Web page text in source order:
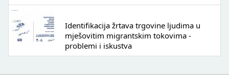
Identifikacija žrtava trgovine ljudima u
mješovitim migrantskim tokovima -
problemi i iskustva